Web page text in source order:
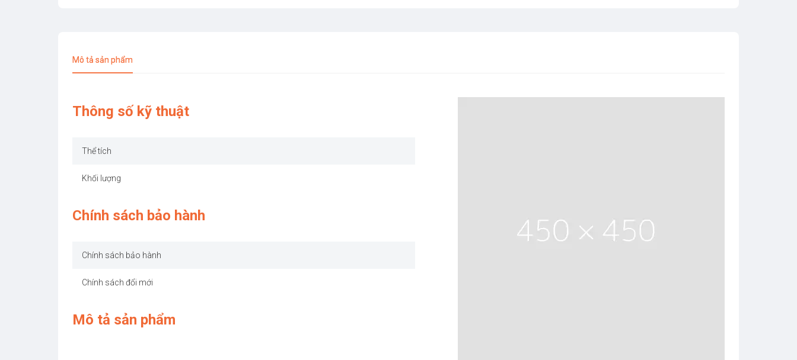
Mô tả sản phẩm
Thông số kỹ thuật
Thể tích
Khối lượng
Chính sách bảo hành
Chính sách bảo hành
Chính sách đổi mới
Mô tả sản phẩm